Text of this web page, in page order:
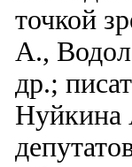
точкой
А.,
др.;
Нуйкина